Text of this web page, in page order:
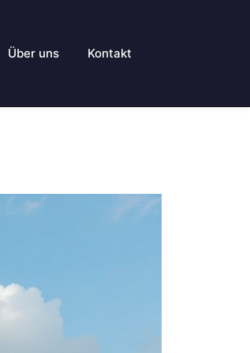
Über uns Kontakt